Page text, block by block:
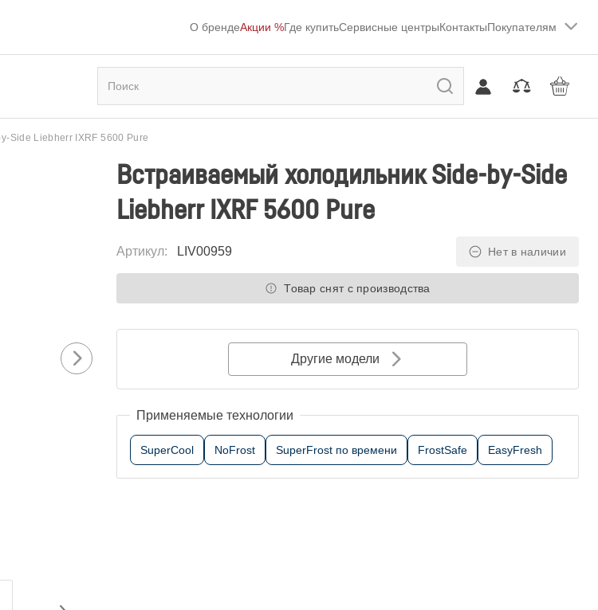
О брендеАкции %Где купитьСервисные центрыКонтактыПокупателям
Side Liebherr IXRF 5600 Pure
Встраиваемый холодильник Side-by-Side
Liebherr IXRF 5600 Pure
Артикул: LIV00959 Нет в наличии
Товар снят с производства
Другие модели
Применяемые технологии
SuperCool NoFrost SuperFrost по времени FrostSafe EasyFresh